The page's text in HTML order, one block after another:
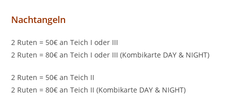
Nachtangeln
2 Ruten = 50€ an Teich I oder III
2 Ruten = 80€ an Teich I oder III (Kombikarte DAY & NIGHT)
2 Ruten = 50€ an Teich II
2 Ruten = 80€ an Teich II (Kombikarte DAY & NIGHT)